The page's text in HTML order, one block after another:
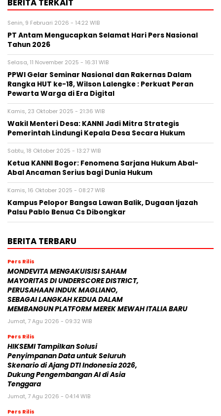
BERITA TERKAIT
Senin, 9 Februari 2026 - 14:22 WIB
PT Antam Mengucapkan Selamat Hari Pers Nasional
Tahun 2026
Selasa, 11 November 2025 - 16:31 WIB
PPWI Gelar Seminar Nasional dan Rakernas Dalam
Rangka HUT ke-18, Wilson Lalengke : Perkuat Peran
Pewarta Warga di Era Digital
Kamis, 23 Oktober 2025 - 21:36 WIB
Wakil Menteri Desa: KANNI Jadi Mitra Strategis
Pemerintah Lindungi Kepala Desa Secara Hukum
Sabtu, 18 Oktober 2025 - 13:27 WIB
Ketua KANNI Bogor: Fenomena Sarjana Hukum Abal-
Abal Ancaman Serius bagi Dunia Hukum
Kamis, 16 Oktober 2025 - 08:27 WIB
Kampus Pelopor Bangsa Lawan Balik, Dugaan Ijazah
Palsu Pablo Benua Cs Dibongkar
BERITA TERBARU
Pers Rilis
MONDEVITA MENGAKUISISI SAHAM
MAYORITAS DI UNDERSCORE DISTRICT,
PERUSAHAAN INDUK MAGLIANO,
SEBAGAI LANGKAH KEDUA DALAM
MEMBANGUN PLATFORM MEREK MEWAH ITALIA BARU
Jumat, 7 Agu 2026 - 09:32 WIB
Pers Rilis
HIKSEMI Tampilkan Solusi
Penyimpanan Data untuk Seluruh
Skenario di Ajang DTI Indonesia 2026,
Dukung Pengembangan AI di Asia
Tenggara
Jumat, 7 Agu 2026 - 04:14 WIB
Pers Rilis